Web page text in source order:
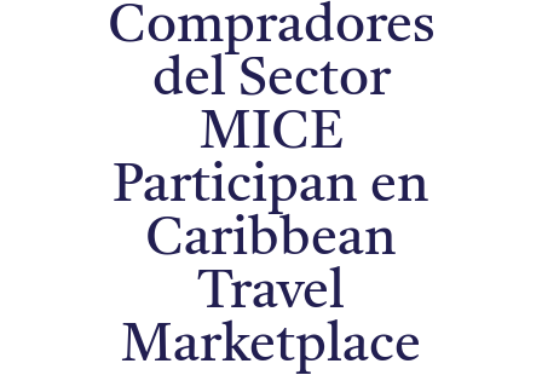
Compradores
del Sector
MICE
Participan en
Caribbean
Travel
Marketplace